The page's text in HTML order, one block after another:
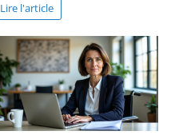
Lire l'article